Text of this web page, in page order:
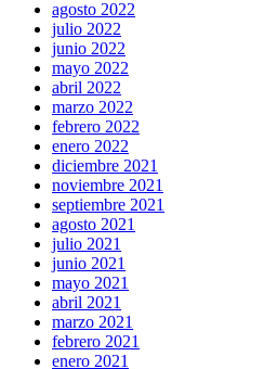
agosto 2022
julio 2022
junio 2022
mayo 2022
abril 2022
marzo 2022
febrero 2022
enero 2022
diciembre 2021
noviembre 2021
septiembre 2021
agosto 2021
julio 2021
junio 2021
mayo 2021
abril 2021
marzo 2021
febrero 2021
enero 2021